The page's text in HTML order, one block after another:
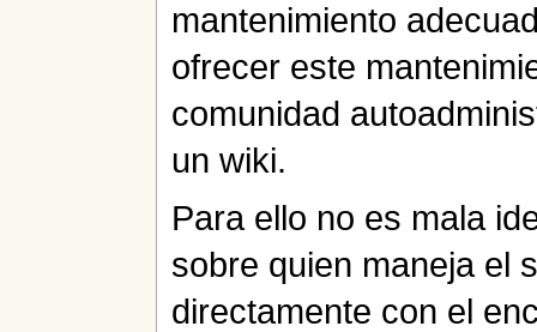
mantenimiento
ofrecer este
comunidad
un wiki.
Para ello no es mala
sobre quien maneja el
directamente con el